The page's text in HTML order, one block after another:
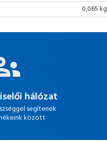
0,065 kg
hálózat
segítenek
között